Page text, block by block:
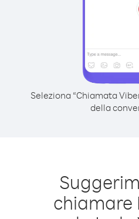
Seleziona “Chiamata
della
chiamare